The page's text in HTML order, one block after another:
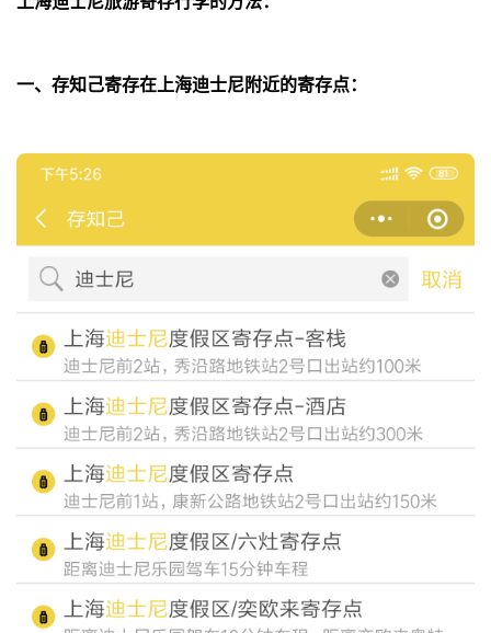
一、存知己寄存在上海迪士尼附近的寄存点：